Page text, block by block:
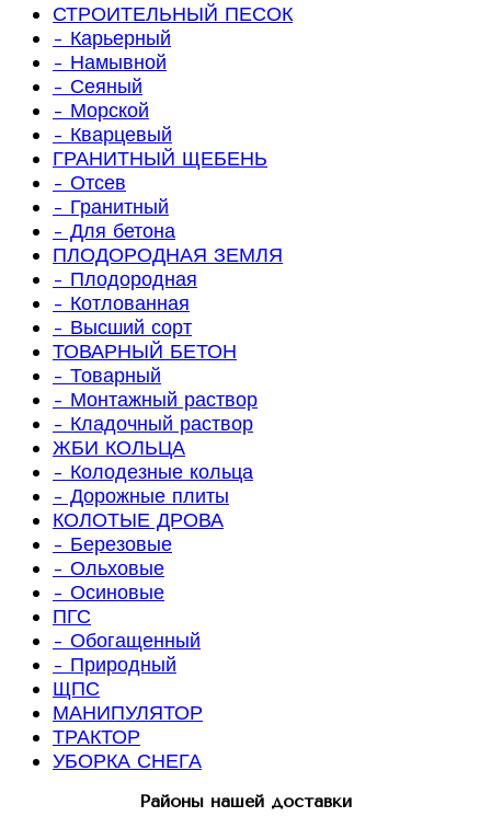
СТРОИТЕЛЬНЫЙ ПЕСОК
- Карьерный
- Намывной
- Сеяный
- Морской
- Кварцевый
ГРАНИТНЫЙ ЩЕБЕНЬ
- Отсев
- Гранитный
- Для бетона
ПЛОДОРОДНАЯ ЗЕМЛЯ
- Плодородная
- Котлованная
- Высший сорт
ТОВАРНЫЙ БЕТОН
- Товарный
- Монтажный раствор
- Кладочный раствор
ЖБИ КОЛЬЦА
- Колодезные кольца
- Дорожные плиты
КОЛОТЫЕ ДРОВА
- Березовые
- Ольховые
- Осиновые
ПГС
- Обогащенный
- Природный
ЩПС
МАНИПУЛЯТОР
ТРАКТОР
УБОРКА СНЕГА
Районы нашей доставки